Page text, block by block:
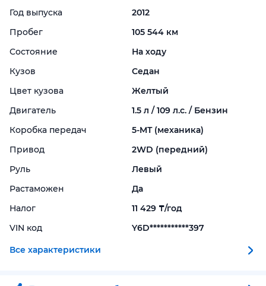
Год выпуска
2012
Пробег
105 544 км
Состояние
На ходу
Кузов
Седан
Цвет кузова
Желтый
Двигатель
1.5 л / 109 л.с. / Бензин
Коробка передач
5-MT (механика)
Привод
2WD (передний)
Руль
Левый
Растаможен
Да
Налог
11 429 ₸/год
VIN код
Y6D***********397
Все характеристики